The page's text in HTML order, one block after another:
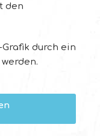
den
durch ein